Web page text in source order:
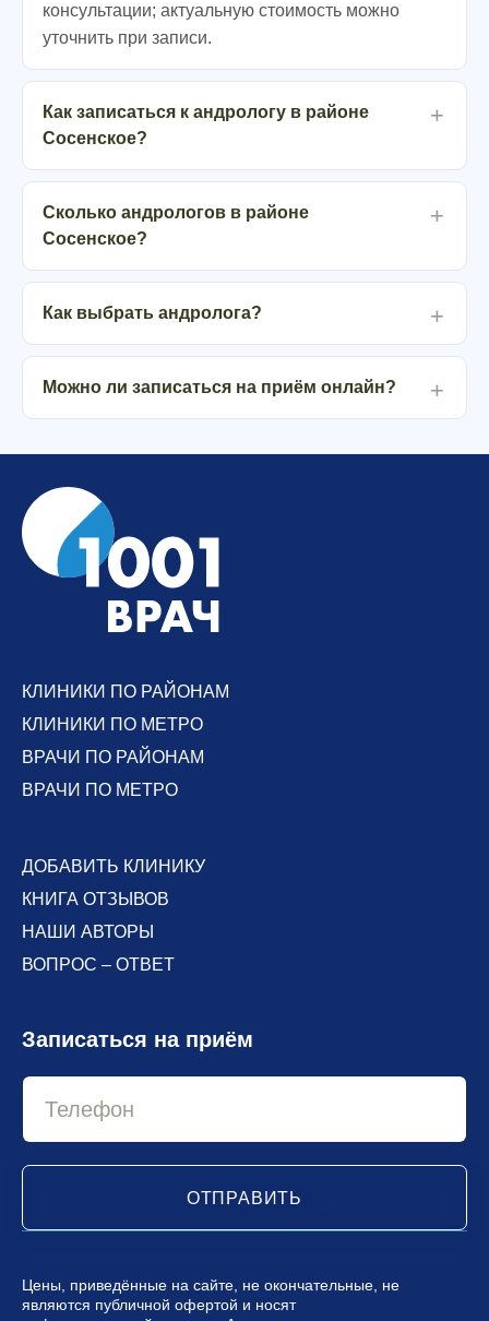
консультации; актуальную стоимость можно
уточнить при записи.
Как записаться к андрологу в районе
Сосенское?
Сколько андрологов в районе
Сосенское?
Как выбрать андролога?
Можно ли записаться на приём онлайн?
КЛИНИКИ ПО РАЙОНАМ
КЛИНИКИ ПО МЕТРО
ВРАЧИ ПО РАЙОНАМ
ВРАЧИ ПО МЕТРО
ДОБАВИТЬ КЛИНИКУ
КНИГА ОТЗЫВОВ
НАШИ АВТОРЫ
ВОПРОС – ОТВЕТ
Записаться на приём
ОТПРАВИТЬ
Цены, приведённые на сайте, не окончательные, не
являются публичной офертой и носят